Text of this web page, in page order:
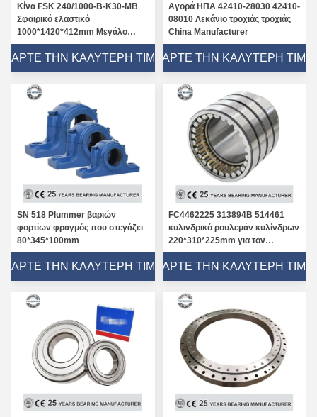
Κίνα FSK 240/1000-B-K30-MB
Σφαιρικό ελαστικό
1000*1420*412mm Μεγάλο
μέγεθος
ΠΆΡΤΕ ΤΗΝ ΚΑΛΎΤΕΡΗ ΤΙΜΉ
Αγορά ΗΠΑ 42410-28030 42410-
08010 Λεκάνιο τροχιάς τροχιάς
China Manufacturer
ΠΆΡΤΕ ΤΗΝ ΚΑΛΎΤΕΡΗ ΤΙΜΉ
SN 518 Plummer βαριών
φορτίων φραγμός που στεγάζει
80*345*100mm
ΠΆΡΤΕ ΤΗΝ ΚΑΛΎΤΕΡΗ ΤΙΜΉ
FC4462225 313894B 514461
κυλινδρικό ρουλεμάν κυλίνδρων
220*310*225mm για τον
κατασκευαστή της Κίνας μύλων
χάλυβα
ΠΆΡΤΕ ΤΗΝ ΚΑΛΎΤΕΡΗ ΤΙΜΉ